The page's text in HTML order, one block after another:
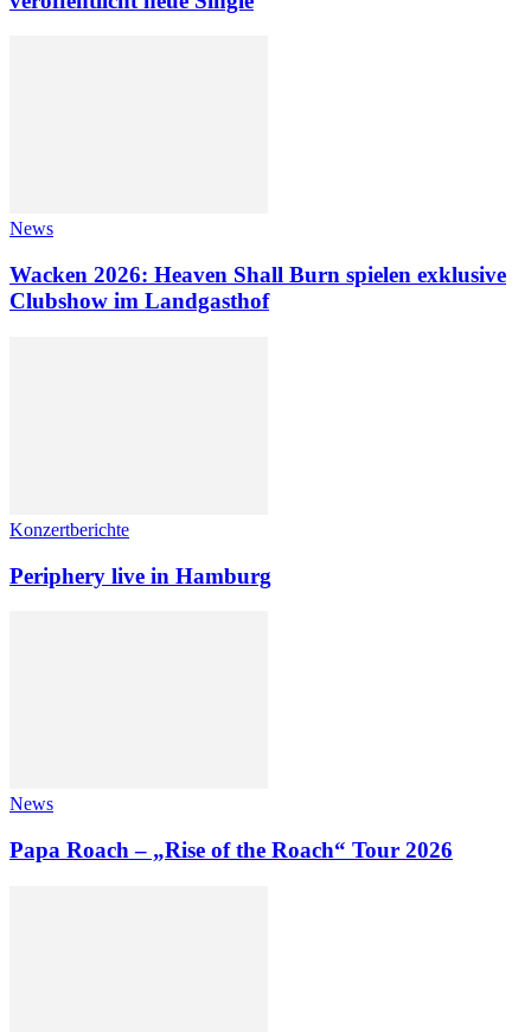
News
Wacken 2026: Heaven Shall Burn spielen exklusive
Clubshow im Landgasthof
Konzertberichte
Periphery live in Hamburg
News
Papa Roach – „Rise of the Roach“ Tour 2026